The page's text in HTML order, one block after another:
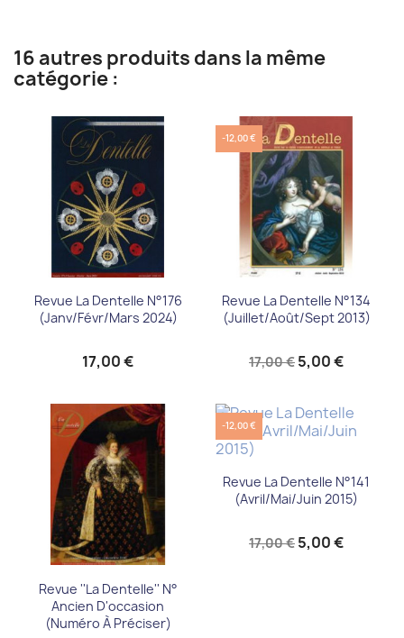
16 autres produits dans la même
catégorie :
Revue La Dentelle N°176
(janv/févr/mars 2024)
17,00 €
Revue La Dentelle N°134
(Juillet/Août/Sept 2013)
17,00 € 5,00 €
-12,00 €
Revue ''La Dentelle'' N°
Ancien D'occasion
(numéro À Préciser)
Revue La Dentelle N°141
(Avril/Mai/Juin 2015)
17,00 € 5,00 €
-12,00 €